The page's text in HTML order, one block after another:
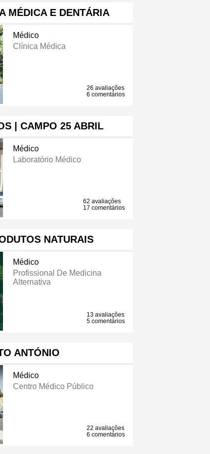
MÉDICA E DENTÁRIA
Médico
Clínica Médica
26 avaliações
6 comentários
| CAMPO 25 ABRIL
Médico
Laboratório Médico
62 avaliações
17 comentários
NATURAIS
Médico
Profissional De Medicina
Alternativa
13 avaliações
5 comentários
ANTÓNIO
Médico
Centro Médico Público
22 avaliações
6 comentários